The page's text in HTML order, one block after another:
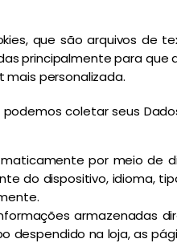
que são arquivos de
principalmente para que
personalizada.
coletar seus
por meio de
do dispositivo, idioma,
armazenadas
na loja, as